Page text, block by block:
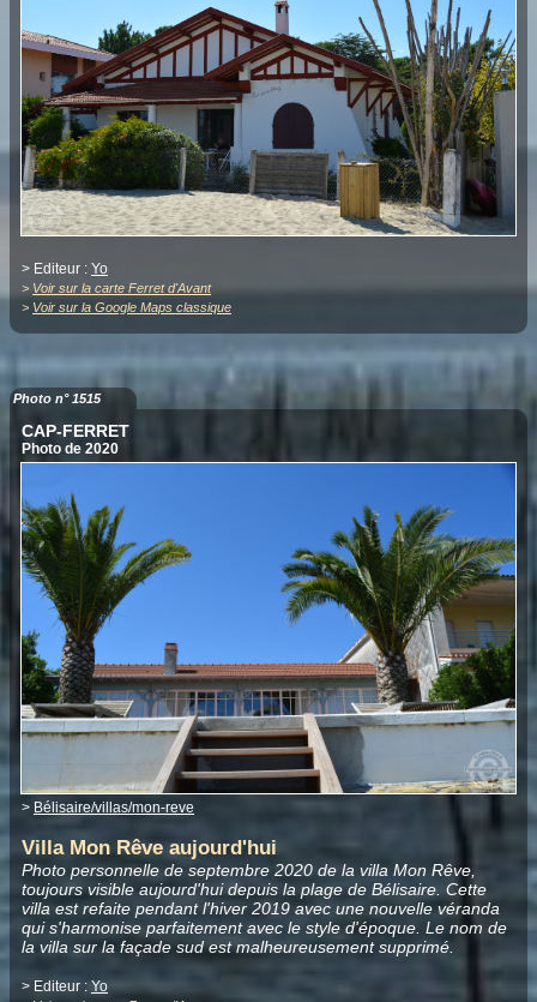
> Editeur : Yo
> Voir sur la carte Ferret d'Avant
> Voir sur la Google Maps classique
Photo n° 1515
CAP-FERRET
Photo de 2020
> Bélisaire/villas/mon-reve
Villa Mon Rêve aujourd'hui
Photo personnelle de septembre 2020 de la villa Mon Rêve,
toujours visible aujourd'hui depuis la plage de Bélisaire. Cette
villa est refaite pendant l'hiver 2019 avec une nouvelle véranda
qui s'harmonise parfaitement avec le style d'époque. Le nom de
la villa sur la façade sud est malheureusement supprimé.
> Editeur : Yo